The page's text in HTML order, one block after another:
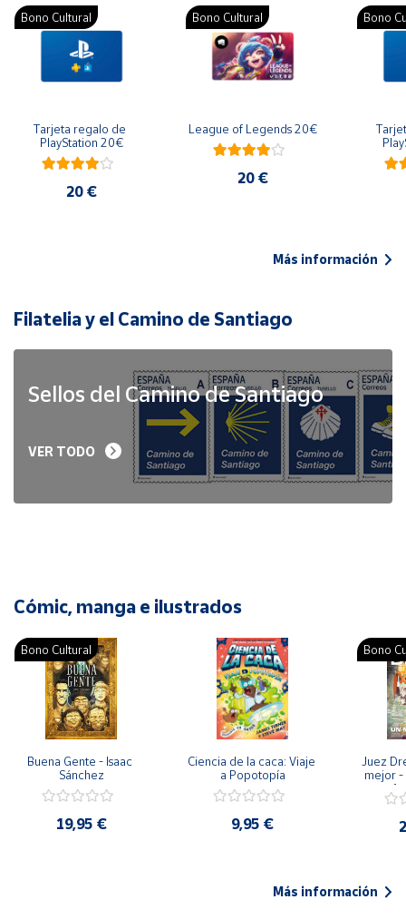
Bono Cultural
Tarjeta regalo de
PlayStation 20€
20 €
Bono Cultural
League of Legends 20€
20 €
Bono
Más información
Filatelia y el Camino de Santiago
Sellos del Camino de Santiago
VER TODO
Cómic, manga e ilustrados
Bono Cultural
Buena Gente - Isaac
Sánchez
19,95 €
Ciencia de la caca: Viaje
a Popotopía
9,95 €
Bono
Juez
mejor -
Más información